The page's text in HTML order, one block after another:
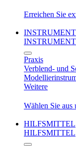
Erreichen Sie
Praxis
Verblend- und
Weitere
Wählen Sie aus
HILFSMITTEL
HILFSMITTEL